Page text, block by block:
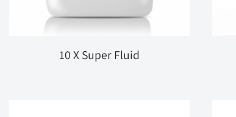
10 X Super Fluid